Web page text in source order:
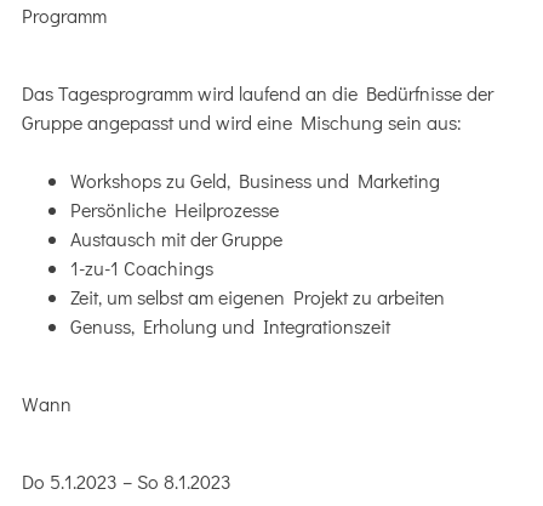
Programm
Das Tagesprogramm wird laufend an die Bedürfnisse der
Gruppe angepasst und wird eine Mischung sein aus:
Workshops zu Geld, Business und Marketing
Persönliche Heilprozesse
Austausch mit der Gruppe
1-zu-1 Coachings
Zeit, um selbst am eigenen Projekt zu arbeiten
Genuss, Erholung und Integrationszeit
Wann
Do 5.1.2023 – So 8.1.2023